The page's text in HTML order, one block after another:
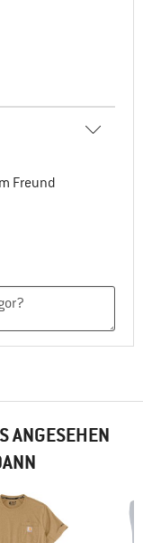
Freund
ANGESEHEN